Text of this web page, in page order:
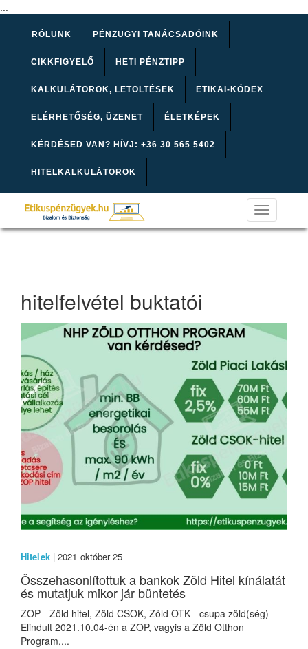
...
RÓLUNK PÉNZÜGYI TANÁCSADÓINK
CIKKFIGYELŐ HETI PÉNZTIPP
KALKULÁTOROK, LETÖLTÉSEK ETIKAI-KÓDEX
ELÉRHETŐSÉG, ÜZENET ÉLETKÉPEK
KÉRDÉSED VAN? HÍVJ: +36 30 565 5402
HITELKALKULÁTOROK
Toggle
navigation
hitelfelvétel buktatói
Hitelek| 2021 október 25
Összehasonlítottuk a bankok Zöld Hitel kínálatát
és mutatjuk mikor jár büntetés
ZOP - Zöld hitel, Zöld CSOK, Zöld OTK - csupa zöld(ség)
Elindult 2021.10.04-én a ZOP, vagyis a Zöld Otthon
Program,...